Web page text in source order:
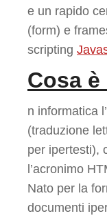
e un rapido
(form) e
scripting
Cosa è
n informatica
(traduzione
per ipertesti),
l’acronimo
Nato per la
documenti